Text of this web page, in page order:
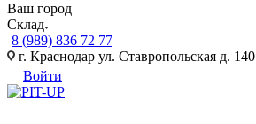
Ваш город
Склад
8 (989) 836 72 77
г. Краснодар ул. Ставропольская д. 140
Войти